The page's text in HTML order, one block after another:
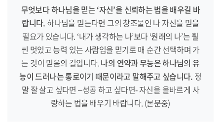
무엇보다 하나님을 믿는 ‘자신’을 신뢰하는 법을 배우길 바
랍니다.하나님을 믿는다면 그의 창조물인 나 자신을 믿을
필요가 있습니다. ‘내가 생각하는 나’보다 ‘원래의 나’는 훨
씬 멋있고 능력 있는 사람임을 믿기로 매 순간 선택하며 가
는 것이 믿음의 길입니다.나의 연약과 무능은 하나님의 유
능이 드러나는 통로이기 때문이라고 말해주고 싶습니다. 정
말 잘 살고 싶다면 –성공 하고 싶다면- 자신을 올바르게 사
랑하는 법을 배우기 바랍니다. (본문중)